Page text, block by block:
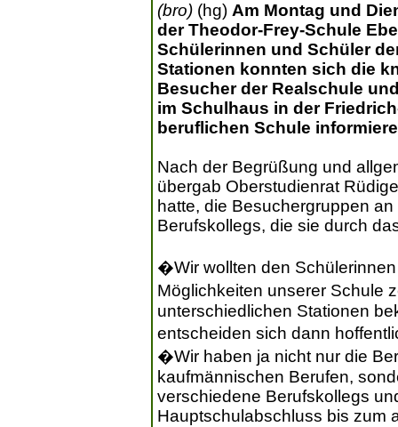
(bro) (hg) Am Montag und
der Theodor-Frey-Schule
Schülerinnen und Schüler
Stationen konnten sich die
Besucher der Realschule
im Schulhaus in der
beruflichen Schule
Nach der Begrüßung und
übergab Oberstudienrat
hatte, die Besuchergruppen
Berufskollegs, die sie durch
�Wir wollten den
Möglichkeiten unserer
unterschiedlichen Stationen
entscheiden sich dann
�Wir haben ja nicht nur die
kaufmännischen Berufen,
verschiedene Berufskollegs
Hauptschulabschluss bis zum